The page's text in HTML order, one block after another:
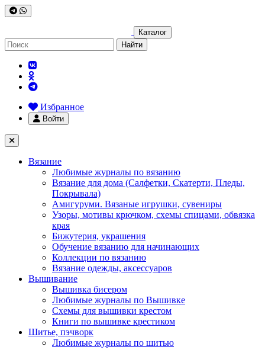
Каталог
Найти
Избранное
Войти
Вязание
Любимые журналы по вязанию
Вязание для дома (Салфетки, Скатерти, Пледы,
Покрывала)
Амигуруми. Вязаные игрушки, сувениры
Узоры, мотивы крючком, схемы спицами, обвязка
края
Бижутерия, украшения
Обучение вязанию для начинающих
Коллекции по вязанию
Вязание одежды, аксессуаров
Вышивание
Вышивка бисером
Любимые журналы по Вышивке
Схемы для вышивки крестом
Книги по вышивке крестиком
Шитье, пэчворк
Любимые журналы по шитью